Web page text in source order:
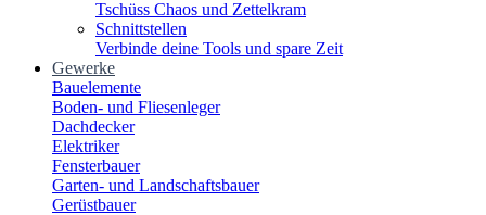
Tschüss Chaos und Zettelkram
Schnittstellen
Verbinde deine Tools und spare Zeit
Gewerke
Bauelemente
Boden- und Fliesenleger
Dachdecker
Elektriker
Fensterbauer
Garten- und Landschaftsbauer
Gerüstbauer